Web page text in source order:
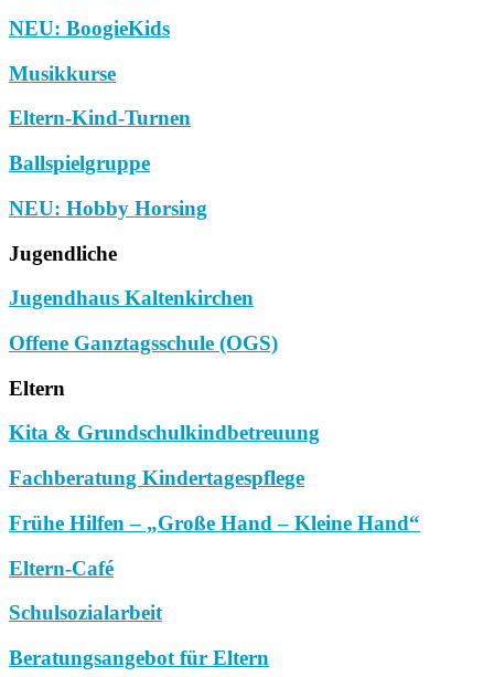
NEU: BoogieKids
Musikkurse
Eltern-Kind-Turnen
Ballspielgruppe
NEU: Hobby Horsing
Jugendliche
Jugendhaus Kaltenkirchen
Offene Ganztagsschule (OGS)
Eltern
Kita & Grundschulkindbetreuung
Fachberatung Kindertagespflege
Frühe Hilfen – „Große Hand – Kleine Hand“
Eltern-Café
Schulsozialarbeit
Beratungsangebot für Eltern